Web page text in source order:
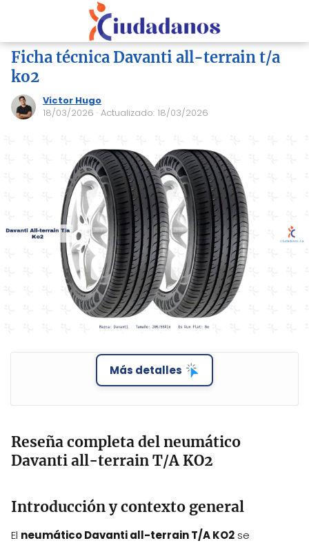
Ficha técnica Davanti all-terrain t/a
ko2
Victor Hugo
18/03/2026 · Actualizado: 18/03/2026
Más detalles
Reseña completa del neumático
Davanti all-terrain T/A KO2
Introducción y contexto general
El neumático Davanti all-terrain T/A KO2 se